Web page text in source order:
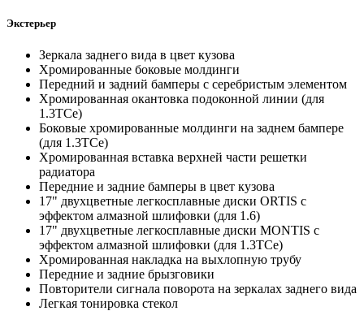
Экстерьер
Зеркала заднего вида в цвет кузова
Хромированные боковые молдинги
Передний и задний бамперы с серебристым элементом
Хромированная окантовка подоконной линии (для
1.3TCe)
Боковые хромированные молдинги на заднем бампере
(для 1.3TCe)
Хромированная вставка верхней части решетки
радиатора
Передние и задние бамперы в цвет кузова
17" двухцветные легкосплавные диски ORTIS с
эффектом алмазной шлифовки (для 1.6)
17" двухцветные легкосплавные диски MONTIS с
эффектом алмазной шлифовки (для 1.3TCe)
Хромированная накладка на выхлопную трубу
Передние и задние брызговики
Повторители сигнала поворота на зеркалах заднего вида
Легкая тонировка стекол